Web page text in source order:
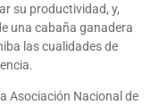
su productividad, y,
una cabaña ganadera
las cualidades de
Asociación Nacional de